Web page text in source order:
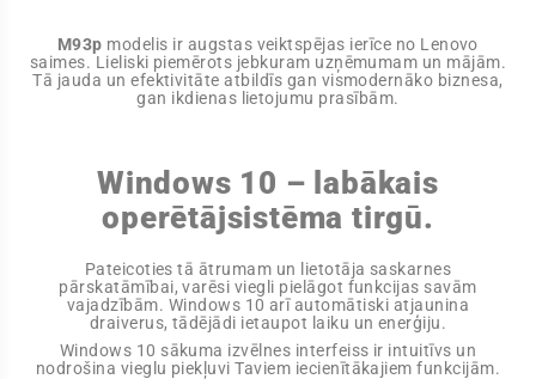
M93p modelis ir augstas veiktspējas ierīce no Lenovo
saimes. Lieliski piemērots jebkuram uzņēmumam un mājām.
Tā jauda un efektivitāte atbildīs gan vismodernāko biznesa,
gan ikdienas lietojumu prasībām.
Windows 10 – labākais
operētājsistēma tirgū.
Pateicoties tā ātrumam un lietotāja saskarnes
pārskatāmībai, varēsi viegli pielāgot funkcijas savām
vajadzībām. Windows 10 arī automātiski atjaunina
draiverus, tādējādi ietaupot laiku un enerģiju.
Windows 10 sākuma izvēlnes interfeiss ir intuitīvs un
nodrošina vieglu piekļuvi Taviem iecienītākajiem funkcijām.